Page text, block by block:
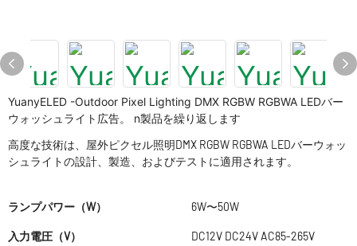
YuanyELED -Outdoor Pixel Lighting DMX RGBW RGBWA LEDバー
ウォッシュライト広告。 n製品を繰り返します
高度な技術は、屋外ピクセル照明DMX RGBW RGBWA LEDバーウォッ
シュライトの設計、製造、およびテストに適用されます。
ランプパワー（W） 6W〜50W
入力電圧（V） DC12V DC24V AC85-265V